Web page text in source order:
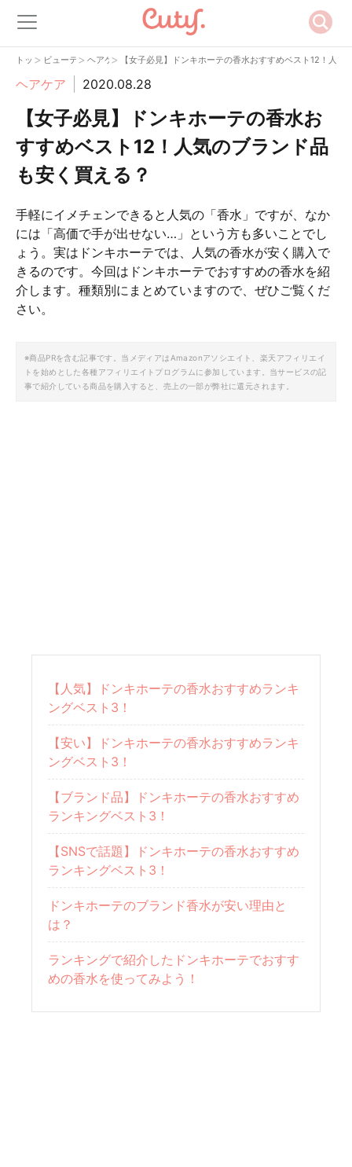
トップ
> ビューティー
> ヘアケア
> 【女子必見】ドンキホーテの香水おすすめベスト12！人気
ヘアケア 2020.08.28
【女子必見】ドンキホーテの香水お
すすめベスト12！人気のブランド品
も安く買える？
手軽にイメチェンできると人気の「香水」ですが、なか
には「高価で手が出せない…」という方も多いことでし
ょう。実はドンキホーテでは、人気の香水が安く購入で
きるのです。今回はドンキホーテでおすすめの香水を紹
介します。種類別にまとめていますので、ぜひご覧くだ
さい。
※商品PRを含む記事です。当メディアはAmazonアソシエイト、楽天アフィリエイ
トを始めとした各種アフィリエイトプログラムに参加しています。当サービスの記
事で紹介している商品を購入すると、売上の一部が弊社に還元されます。
【人気】ドンキホーテの香水おすすめランキ
ングベスト3！
【安い】ドンキホーテの香水おすすめランキ
ングベスト3！
【ブランド品】ドンキホーテの香水おすすめ
ランキングベスト3！
【SNSで話題】ドンキホーテの香水おすすめ
ランキングベスト3！
ドンキホーテのブランド香水が安い理由と
は？
ランキングで紹介したドンキホーテでおすす
めの香水を使ってみよう！